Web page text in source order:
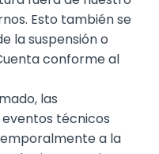
Esto también se
la suspensión o
conforme al
las
técnicos
a la